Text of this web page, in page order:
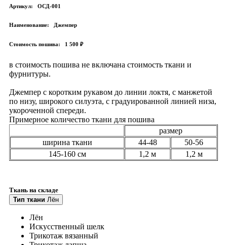
Артикул: ОСД-001
Наименование: Джемпер
Стоимость пошива: 1 500 ₽
в стоимость пошива не включана стоимость ткани и
фурнитуры.
Джемпер с коротким рукавом до линии локтя, с манжетой
по низу, широкого силуэта, с градуированной линией низа,
укороченной спереди.
Примерное количество ткани для пошива
размер
ширина ткани
44-48
50-56
145-160 см
1,2 м 1,2 м
Ткань на складе
Тип ткани Лён
Лён
Искусственный шелк
Трикотаж вязанный